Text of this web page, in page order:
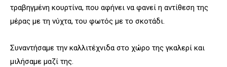
τραβηγμένη κουρτίνα, που αφήνει να φανεί η αντίθεση της
μέρας με τη νύχτα, του φωτός με το σκοτάδι.
Συναντήσαμε την καλλιτέχνιδα στο χώρο της γκαλερί και
μιλήσαμε μαζί της.